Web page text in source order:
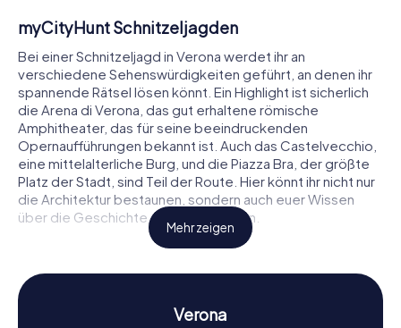
myCityHunt Schnitzeljagden
Bei einer Schnitzeljagd in Verona werdet ihr an
verschiedene Sehenswürdigkeiten geführt, an denen ihr
spannende Rätsel lösen könnt. Ein Highlight ist sicherlich
die Arena di Verona, das gut erhaltene römische
Amphitheater, das für seine beeindruckenden
Opernaufführungen bekannt ist. Auch das Castelvecchio,
eine mittelalterliche Burg, und die Piazza Bra, der größte
Platz der Stadt, sind Teil der Route. Hier könnt ihr nicht nur
die Architektur bestaunen, sondern auch euer Wissen
über die Geschichte der Stadt testen.
Die Schnitzeljagd in Verona führt euch weiter zur Piazza
delle Erbe, dem historischen Marktplatz, der von
prachtvollen Palästen und antiken Statuen umgeben ist. An
jeder Station wartet ein neues Rätsel auf euch, das es zu
lösen gilt. So wird die Erkundung der Stadt zu einem
Mehr zeigen
Verona